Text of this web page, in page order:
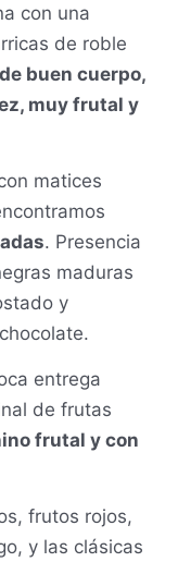
con una
de roble
buen cuerpo,
muy frutal y
matices
. Presencia
maduras
y
entrega
de frutas
frutal y con
frutos rojos,
y las clásicas